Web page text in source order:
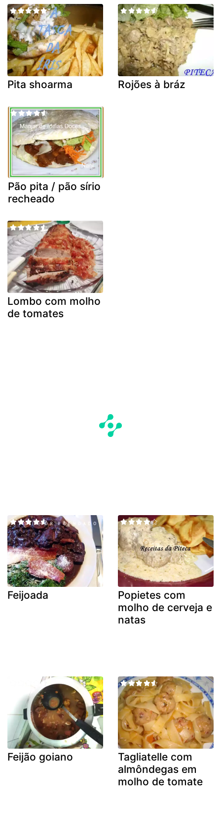
Pita shoarma Rojões à bráz
Pão pita / pão sírio
recheado
Lombo com molho
de tomates
Feijoada
Popietes com
molho de cerveja e
natas
Feijão goiano
Tagliatelle com
almôndegas em
molho de tomate